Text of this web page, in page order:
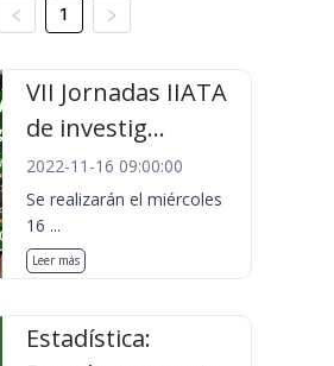
1
VII Jornadas IIATA
de investig...
2022-11-16 09:00:00
Se realizarán el miércoles
16 ...
Leer más
Estadística: